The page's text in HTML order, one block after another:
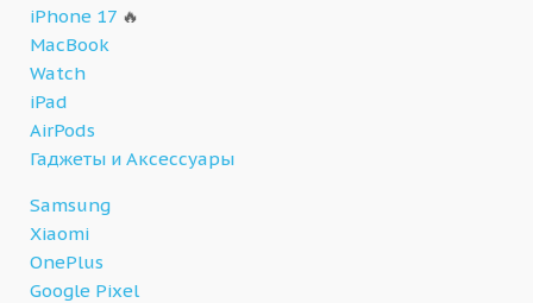
iPhone 17 🔥
MacBook
Watch
iPad
AirPods
Гаджеты и Аксессуары
Samsung
Xiaomi
OnePlus
Google Pixel